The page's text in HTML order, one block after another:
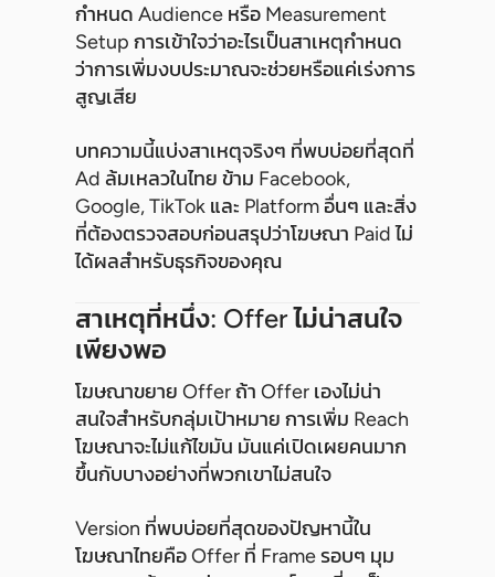
กำหนด Audience หรือ Measurement
Setup การเข้าใจว่าอะไรเป็นสาเหตุกำหนด
ว่าการเพิ่มงบประมาณจะช่วยหรือแค่เร่งการ
สูญเสีย
บทความนี้แบ่งสาเหตุจริงๆ ที่พบบ่อยที่สุดที่
Ad ล้มเหลวในไทย ข้าม Facebook,
Google, TikTok และ Platform อื่นๆ และสิ่ง
ที่ต้องตรวจสอบก่อนสรุปว่าโฆษณา Paid ไม่
ได้ผลสำหรับธุรกิจของคุณ
สาเหตุที่หนึ่ง: Offer ไม่น่าสนใจ
เพียงพอ
โฆษณาขยาย Offer ถ้า Offer เองไม่น่า
สนใจสำหรับกลุ่มเป้าหมาย การเพิ่ม Reach
โฆษณาจะไม่แก้ไขมัน มันแค่เปิดเผยคนมาก
ขึ้นกับบางอย่างที่พวกเขาไม่สนใจ
Version ที่พบบ่อยที่สุดของปัญหานี้ใน
โฆษณาไทยคือ Offer ที่ Frame รอบๆ มุม